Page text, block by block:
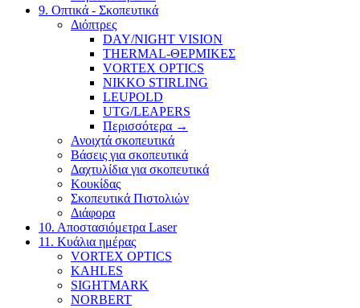
9. Οπτικά - Σκοπευτικά
Διόπτρες
DAY/NIGHT VISION
THERMAL-ΘΕΡΜΙΚΕΣ
VORTEX OPTICS
NIKKO STIRLING
LEUPOLD
UTG/LEAPERS
Περισσότερα →
Ανοιχτά σκοπευτικά
Βάσεις για σκοπευτικά
Δαχτυλίδια για σκοπευτικά
Κουκίδας
Σκοπευτικά Πιστολιών
Διάφορα
10. Αποστασιόμετρα Laser
11. Κυάλια ημέρας
VORTEX OPTICS
KAHLES
SIGHTMARK
NORBERT